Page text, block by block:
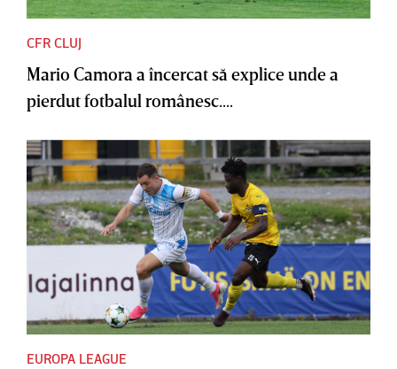
CFR CLUJ
Mario Camora a încercat să explice unde a
pierdut fotbalul românesc....
EUROPA LEAGUE